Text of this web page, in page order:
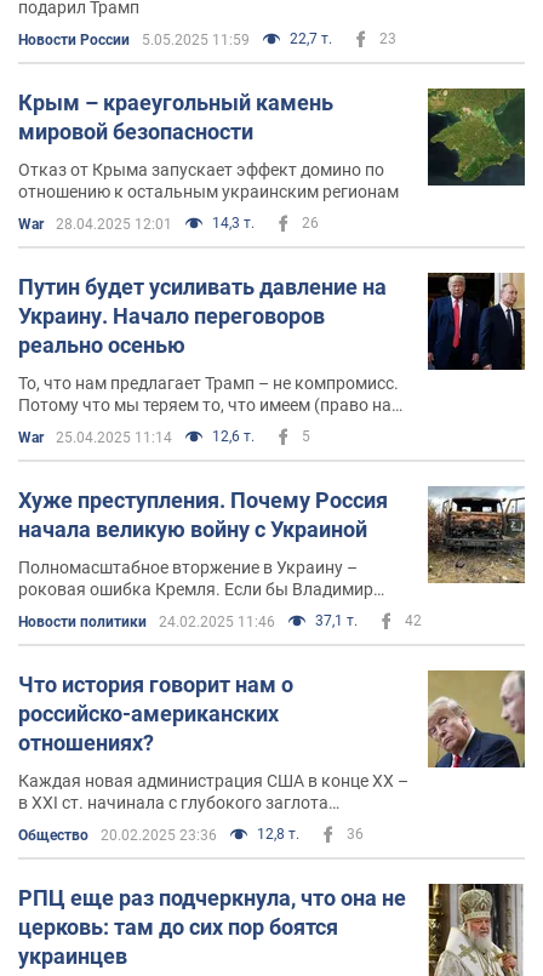
подарил Трамп
Новости России 5.05.2025 11:59 22,7 т. 23
Крым – краеугольный камень
мировой безопасности
Отказ от Крыма запускает эффект домино по
отношению к остальным украинским регионам
War 28.04.2025 12:01 14,3 т. 26
Путин будет усиливать давление на
Украину. Начало переговоров
реально осенью
То, что нам предлагает Трамп – не компромисс.
Потому что мы теряем то, что имеем (право на
Крым), а Россия – то, чего и так не имеет
(Херсон и Запорожье)
War 25.04.2025 11:14 12,6 т. 5
Хуже преступления. Почему Россия
начала великую войну с Украиной
Полномасштабное вторжение в Украину –
роковая ошибка Кремля. Если бы Владимир
Путин знал, что не возьмет Киев через три дня,
он, наверное, не рискнул бы напасть
Новости политики 24.02.2025 11:46 37,1 т. 42
Что история говорит нам о
российско-американских
отношениях?
Каждая новая администрация США в конце ХХ –
в ХХІ ст. начинала с глубокого заглота
Общество 20.02.2025 23:36 12,8 т. 36
РПЦ еще раз подчеркнула, что она не
церковь: там до сих пор боятся
украинцев